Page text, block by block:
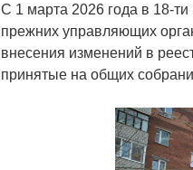
С 1 марта 2026 года в 18-
прежних управляющих
внесения изменений в
принятые на общих